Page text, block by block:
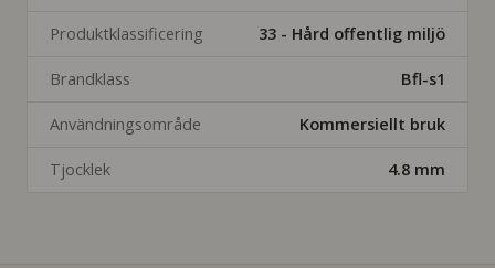
Produktklassificering 33 - Hård offentlig miljö
Brandklass Bfl-s1
Användningsområde Kommersiellt bruk
Tjocklek 4.8 mm